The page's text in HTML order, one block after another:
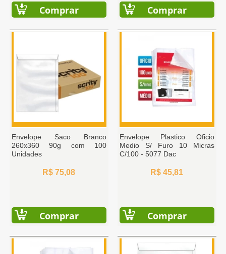
Comprar Comprar
Envelope Saco Branco
260x360 90g com 100
Unidades
R$ 75,08
Comprar
Envelope Plastico Oficio
Medio S/ Furo 10 Micras
C/100 - 5077 Dac
R$ 45,81
Comprar